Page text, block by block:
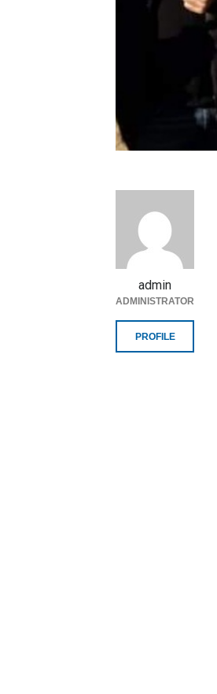
admin
ADMINISTRATOR
PROFILE